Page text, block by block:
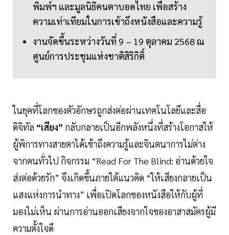
พิมพ์ฯ และมูลนิธิคนตาบอดไทย เพื่อสร้าง
ความเท่าเทียมในการเข้าถึงหนังสือและความรู้
งานจัดขึ้นระหว่างวันที่ 9 – 19 ตุลาคม 2568 ณ
ศูนย์การประชุมแห่งชาติสิริกิติ์
ในยุคที่โลกของตัวอักษรถูกส่งต่อผ่านเทคโนโลยีและสื่อ
ดิจิทัล “เสียง” กลับกลายเป็นอีกพลังหนึ่งที่สร้างโอกาสให้
ผู้พิการทางสายตาได้เข้าถึงความรู้และจินตนาการไม่ต่าง
จากคนทั่วไป กิจกรรม “Read For The Blind: อ่านด้วยใจ
ส่งต่อด้วยรัก” จึงเกิดขึ้นภายใต้แนวคิด “ให้เสียงกลายเป็น
แสงแห่งการนำทาง” เพื่อเปิดโลกของหนังสือให้กับผู้ที่
มองไม่เห็น ผ่านการอ่านออกเสียงจากใจของอาสาสมัครผู้มี
ความตั้งใจดี